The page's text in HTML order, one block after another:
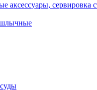
аксессуары, сервировка